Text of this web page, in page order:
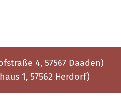
Uhr
4, 57567 Daaden)
1, 57562 Herdorf)